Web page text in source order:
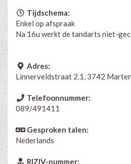
Tijdschema:
Enkel op afspraak
Na 16u werkt de tandarts niet-
Adres:
Linnerveldstraat 2.1, 3742
Telefoonnummer:
089/491411
Gesproken talen:
Nederlands
RIZIV-nummer: